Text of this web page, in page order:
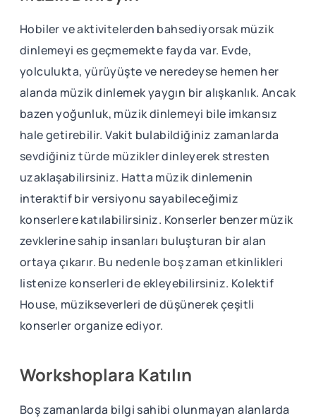
Hobiler ve aktivitelerden bahsediyorsak müzik
dinlemeyi es geçmemekte fayda var. Evde,
yolculukta, yürüyüşte ve neredeyse hemen her
alanda müzik dinlemek yaygın bir alışkanlık. Ancak
bazen yoğunluk, müzik dinlemeyi bile imkansız
hale getirebilir. Vakit bulabildiğiniz zamanlarda
sevdiğiniz türde müzikler dinleyerek stresten
uzaklaşabilirsiniz. Hatta müzik dinlemenin
interaktif bir versiyonu sayabileceğimiz
konserlere katılabilirsiniz. Konserler benzer müzik
zevklerine sahip insanları buluşturan bir alan
ortaya çıkarır. Bu nedenle boş zaman etkinlikleri
listenize konserleri de ekleyebilirsiniz. Kolektif
House, müzikseverleri de düşünerek çeşitli
konserler organize ediyor.
Workshoplara Katılın
Boş zamanlarda bilgi sahibi olunmayan alanlarda